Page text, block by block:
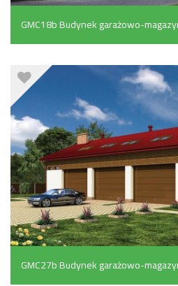
GMC18b Budynek garażowo-
pomocniczymi i poddaszem
GMC27b Budynek garażowo-